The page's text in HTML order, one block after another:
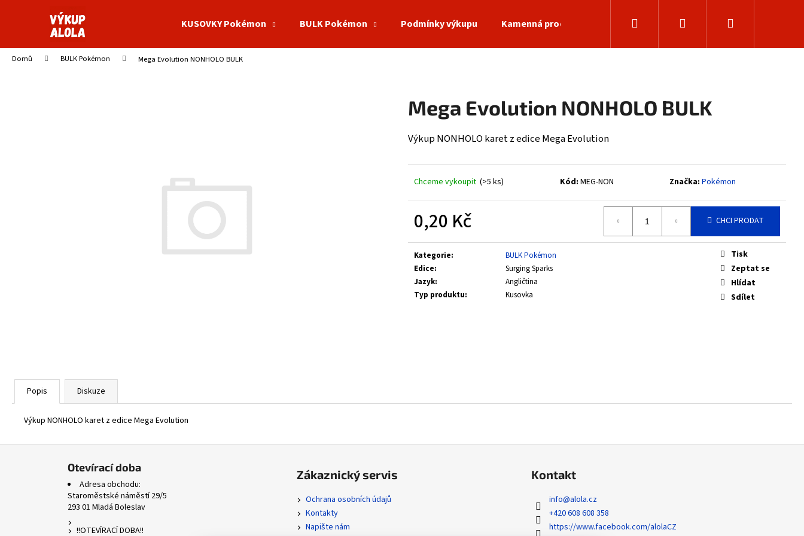
KUSOVKY Pokémon BULK Pokémon Podmínky výkupu Kamenná prodejna Přihlášení
Domů BULK Pokémon Mega Evolution NONHOLO BULK
Mega Evolution NONHOLO BULK
Výkup NONHOLO karet z edice Mega Evolution
Chceme vykoupit (>5 ks) Kód: MEG-NON Značka:Pokémon
0,20 Kč
cena:
CHCI PRODAT
Kategorie:
BULK Pokémon
Edice:
Surging Sparks
Jazyk:
Angličtina
Typ produktu: Kusovka
Tisk
Zeptat se
Hlídat
Sdílet
Popis Diskuze
Výkup NONHOLO karet z edice Mega Evolution
í
Zpět
do
Zpět
do
HLEDAT
Následující
SVP 051 SNORLAX - BLACK STAR PROMOS
POR 104/088 MEGA ZYGARDE EX - PERFECT
112 Kč
Otevírací doba
Adresa obchodu:
Staroměstské náměstí 29/5
293 01 Mladá Boleslav
!!OTEVÍRACÍ DOBA!!
Zákaznický servis
Ochrana osobních údajů
Kontakty
Napište nám
Kontakt
info@alola.cz
+420 608 608 358
https://www.facebook.com/alolaCZ